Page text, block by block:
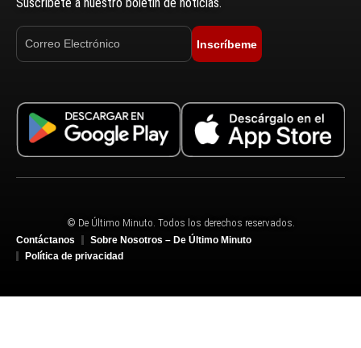
Inscríbeme
© De Último Minuto. Todos los derechos reservados.
Contáctanos
Sobre Nosotros – De Último Minuto
Política de privacidad